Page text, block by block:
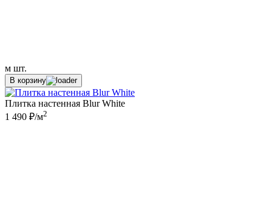
м шт.
В корзину
Плитка настенная Blur White
1 490 ₽/м2